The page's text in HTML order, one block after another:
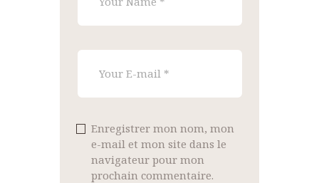
Enregistrer mon nom, mon
e-mail et mon site dans le
navigateur pour mon
prochain commentaire.